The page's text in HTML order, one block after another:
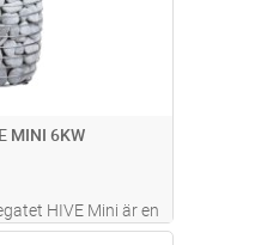
MINI 6KW
HIVE Mini är en
Medan HIVE är